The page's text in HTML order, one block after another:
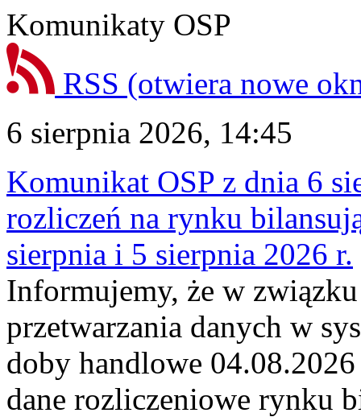
Komunikaty OSP
RSS (otwiera nowe
6 sierpnia 2026, 14:45
Komunikat OSP z dnia 6
rozliczeń na rynku
sierpnia i 5 sierpnia 2026 r.
Informujemy, że w
przetwarzania danych w
doby handlowe
dane rozliczeniowe rynku